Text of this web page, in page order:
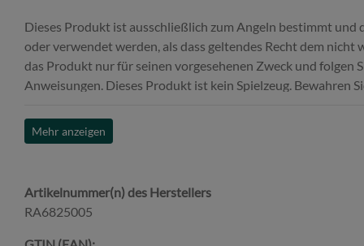
Dieses Produkt ist ausschließlich zum Angeln bestimmt
oder verwendet werden, als dass geltendes Recht dem nicht
das Produkt nur für seinen vorgesehenen Zweck und folgen
Anweisungen. Dieses Produkt ist kein Spielzeug. Bewahren
Komponenten oder Teile dessen können mitunter verschluckt
Erstickgsgefahr.
Produkt nicht, wenn Beschädigungen festgestellt werden, um
Fehlfunktionen zu vermeiden. Ersetzen Sie defekte Teile
Ersatzteile. Modifizieren Sie das Produkt nicht. Verwenden
Mehr anzeigen
Artikelnummer(n) des Herstellers
RA6825005